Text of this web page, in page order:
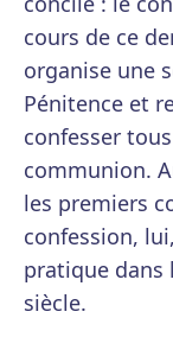
cours de ce
organise une
Pénitence et
confesser
communion.
les premiers
confession,
pratique dans
siècle.